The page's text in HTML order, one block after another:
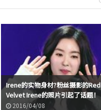
Irene的实物身材?粉丝摄影的Red
Velvet Irene的照片引起了话题！
2016/04/08